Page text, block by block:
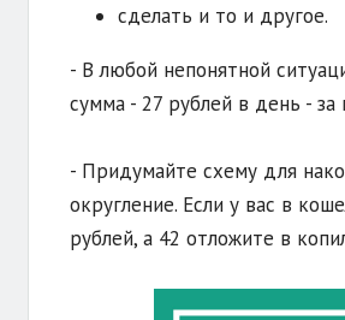
сделать и то и другое.
- В любой непонятной
сумма - 27 рублей в день -
- Придумайте схему для
округление. Если у вас в
рублей, а 42 отложите в